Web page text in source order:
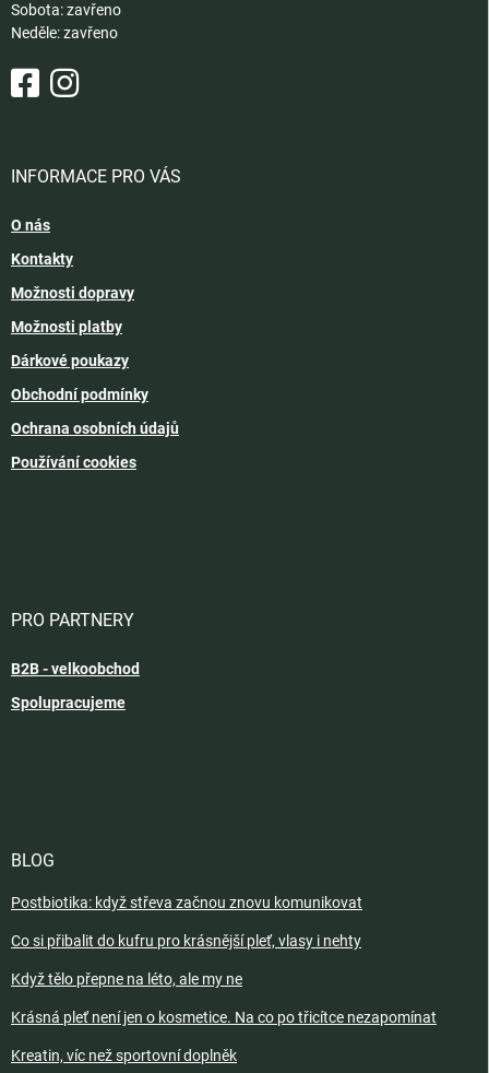
Sobota: zavřeno
Neděle: zavřeno
INFORMACE PRO VÁS
O nás
Kontakty
Možnosti dopravy
Možnosti platby
Dárkové poukazy
Obchodní podmínky
Ochrana osobních údajů
Používání cookies
PRO PARTNERY
B2B - velkoobchod
Spolupracujeme
BLOG
Postbiotika: když střeva začnou znovu komunikovat
Co si přibalit do kufru pro krásnější pleť, vlasy i nehty
Když tělo přepne na léto, ale my ne
Krásná pleť není jen o kosmetice. Na co po třicítce nezapomínat
Kreatin, víc než sportovní doplněk